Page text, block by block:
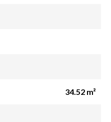
34.52 m²